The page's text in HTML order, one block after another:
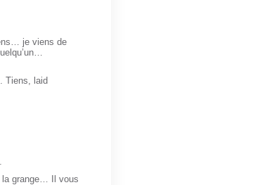
je viens de
Tiens, laid
grange… Il vous